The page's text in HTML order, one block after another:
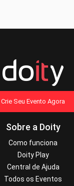
Crie Seu Evento Agora
Sobre a Doity
Como funciona
Doity Play
Central de Ajuda
Todos os Eventos